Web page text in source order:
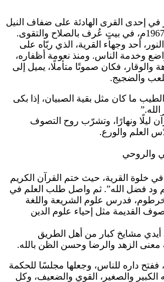
في إحدى القرى الهادئة على ضفاف النيل
في شمال السودان، عام 1967م، في بيتٍ عُرف بالصلاح والتقوى.
أحد وجهاء القرية، الذي ربّاه على
وخدمة الناس. ومنذ نعومة أظفاره،
والوقار، فكان صموتًا متأملًا، يميل إلى
والضجيج.
ما كان مثل بقية الصبيان، إذا بكى
ليلًا ونهارًا، وتشرّب روح التصوف
العلم والورع.
والروحي
خلوة القرية، حيث ختم القرآن الكريم
ود فضل الله”. ثم واصل طلب العلم في
فدرس علوم الشريعة واللغة
القديمة مثل إحياء علوم الدين
أيدي مشايخ كبار من أهل الطريق
معنى الزهد والرضا وحسن الظن بالله.
ففتح داره للناس، وجعلها مجلسًا للحكمة
الكبير والصغير، القوي والضعيف، وكل